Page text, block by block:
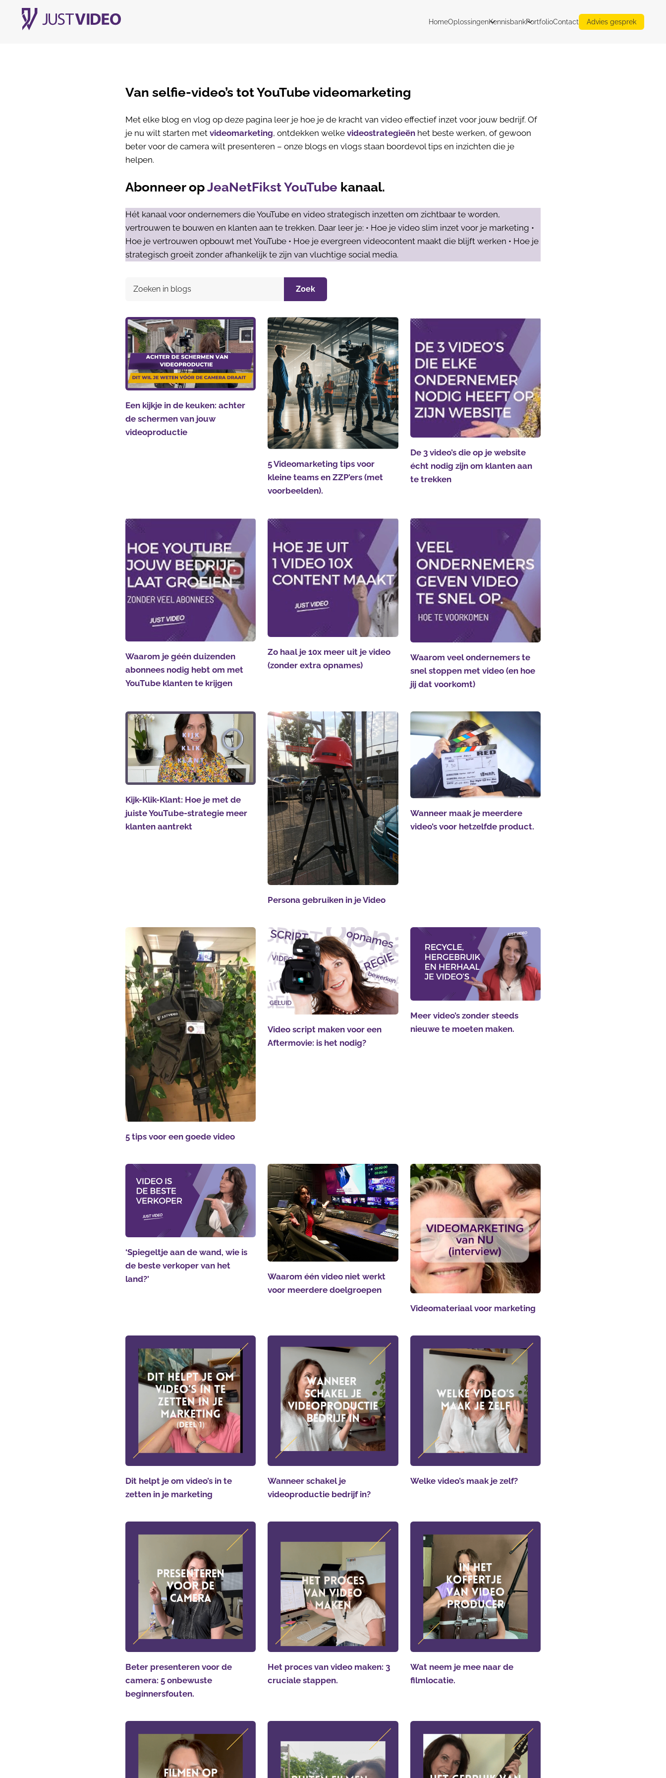
HomeOplossingenKennisbankPortfolioContact Advies gesprek
Van selfie-video’s tot YouTube videomarketing
Met elke blog en vlog op deze pagina leer je hoe je de kracht van video effectief inzet voor jouw bedrijf. Of
je nu wilt starten metvideomarketing, ontdekken welkevideostrategieën het beste werken, of gewoon
beter voor de camera wilt presenteren – onze blogs en vlogs staan boordevol tips en inzichten die je
helpen.
Abonneer opJeaNetFikst YouTube kanaal.
Hét kanaal voor ondernemers die YouTube en video strategisch inzetten om zichtbaar te worden,
vertrouwen te bouwen en klanten aan te trekken. Daar leer je: • Hoe je video slim inzet voor je marketing •
Hoe je vertrouwen opbouwt met YouTube • Hoe je evergreen videocontent maakt die blijft werken • Hoe je
strategisch groeit zonder afhankelijk te zijn van vluchtige social media.
Zoek
Een kijkje in de keuken: achter
de schermen van jouw
videoproductie
5 Videomarketing tips voor
kleine teams en ZZP’ers (met
voorbeelden).
De 3 video’s die op je website
écht nodig zijn om klanten aan
te trekken
Waarom je géén duizenden
abonnees nodig hebt om met
YouTube klanten te krijgen
Zo haal je 10x meer uit je video
(zonder extra opnames)
Waarom veel ondernemers te
snel stoppen met video (en hoe
jij dat voorkomt)
Kijk-Klik-Klant: Hoe je met de
juiste YouTube-strategie meer
klanten aantrekt
Persona gebruiken in je Video
Wanneer maak je meerdere
video’s voor hetzelfde product.
5 tips voor een goede video
Video script maken voor een
Aftermovie: is het nodig?
Meer video’s zonder steeds
nieuwe te moeten maken.
‘Spiegeltje aan de wand, wie is
de beste verkoper van het
land?’
Waarom één video niet werkt
voor meerdere doelgroepen
Videomateriaal voor marketing
Dit helpt je om video’s in te
zetten in je marketing
Wanneer schakel je
videoproductie bedrijf in?
Welke video’s maak je zelf?
Beter presenteren voor de
camera: 5 onbewuste
beginnersfouten.
Het proces van video maken: 3
cruciale stappen.
Wat neem je mee naar de
filmlocatie.